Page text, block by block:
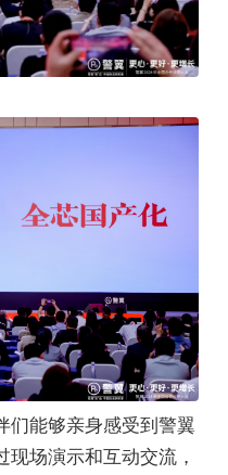
能够亲身感受到警翼
场演示和互动交流，